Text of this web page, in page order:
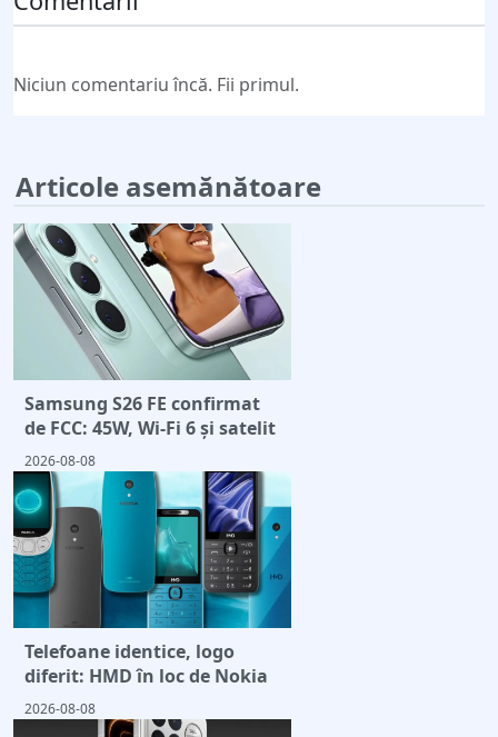
Niciun comentariu încă. Fii primul.
Articole asemănătoare
Samsung S26 FE confirmat
de FCC: 45W, Wi-Fi 6 și satelit
2026-08-08
Telefoane identice, logo
diferit: HMD în loc de Nokia
2026-08-08